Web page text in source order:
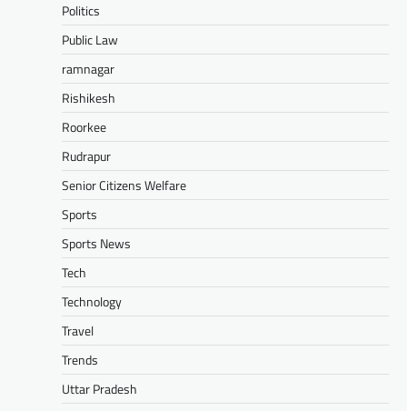
Politics
Public Law
ramnagar
Rishikesh
Roorkee
Rudrapur
Senior Citizens Welfare
Sports
Sports News
Tech
Technology
Travel
Trends
Uttar Pradesh